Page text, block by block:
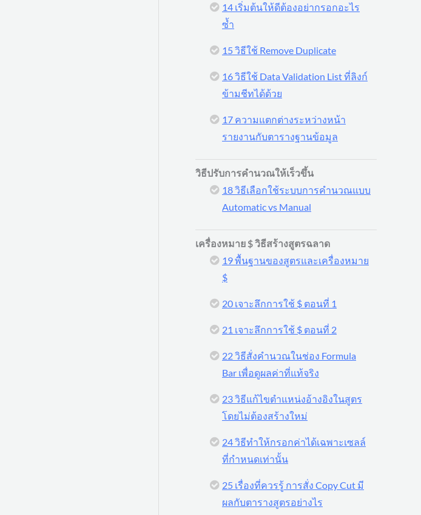
14 เริ่มต้นให้ดีต้องอย่ากรอกอะไร
ซ้ำ
15 วิธีใช้ Remove Duplicate
16 วิธีใช้ Data Validation List ที่ลิงก์
ข้ามชีทได้ด้วย
17 ความแตกต่างระหว่างหน้า
รายงานกับตารางฐานข้อมูล
วิธีปรับการคำนวณให้เร็วขึ้น
18 วิธีเลือกใช้ระบบการคำนวณแบบ
Automatic vs Manual
เครื่องหมาย $ วิธีสร้างสูตรฉลาด
19 พื้นฐานของสูตรและเครื่องหมาย
$
20 เจาะลึกการใช้ $ ตอนที่ 1
21 เจาะลึกการใช้ $ ตอนที่ 2
22 วิธีสั่งคำนวณในช่อง Formula
Bar เพื่อดูผลค่าที่แท้จริง
23 วิธีแก้ไขตำแหน่งอ้างอิงในสูตร
โดยไม่ต้องสร้างใหม่
24 วิธีทำให้กรอกค่าได้เฉพาะเซลล์
ที่กำหนดเท่านั้น
25 เรื่องที่ควรรู้ การสั่ง Copy Cut มี
ผลกับตารางสูตรอย่างไร